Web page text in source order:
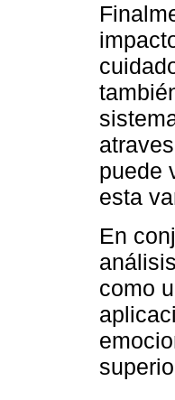
puede
esta
En
como